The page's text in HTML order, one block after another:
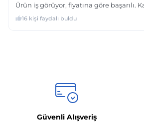
Güvenli Alışveriş